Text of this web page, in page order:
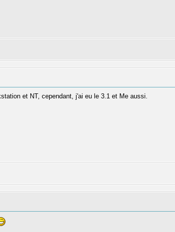
et NT, cependant, j'ai eu le 3.1 et Me aussi.